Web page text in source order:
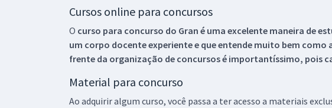
Cursos online para concursos
O curso para concurso do Gran é uma excelente maneira de
um corpo docente experiente e que entende muito bem
frente da organização de concursos é importantíssimo, pois
Material para concurso
Ao adquirir algum curso, você passa a ter acesso a materiais